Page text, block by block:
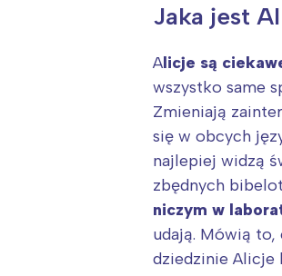
Jaka jest
Alicje są
wszystko same
Zmieniają
się w obcych
najlepiej widzą
zbędnych
niczym w
udają. Mówią
dziedzinie Alicje